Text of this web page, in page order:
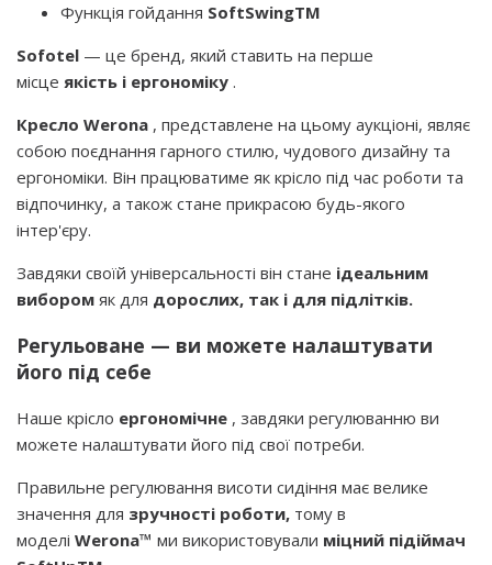
Функція гойдання SoftSwingTM
Sofotel — це бренд, який ставить на перше
місце якість і ергономіку .
Кресло Werona , представлене на цьому аукціоні, являє
собою поєднання гарного стилю, чудового дизайну та
ергономіки. Він працюватиме як крісло під час роботи та
відпочинку, а також стане прикрасою будь-якого
інтер'єру.
Завдяки своїй універсальності він стане ідеальним
вибором як для дорослих, так і для підлітків.
Регульоване — ви можете налаштувати
його під себе
Наше крісло ергономічне , завдяки регулюванню ви
можете налаштувати його під свої потреби.
Правильне регулювання висоти сидіння має велике
значення для зручності роботи, тому в
моделі Werona™ ми використовували міцний підіймач